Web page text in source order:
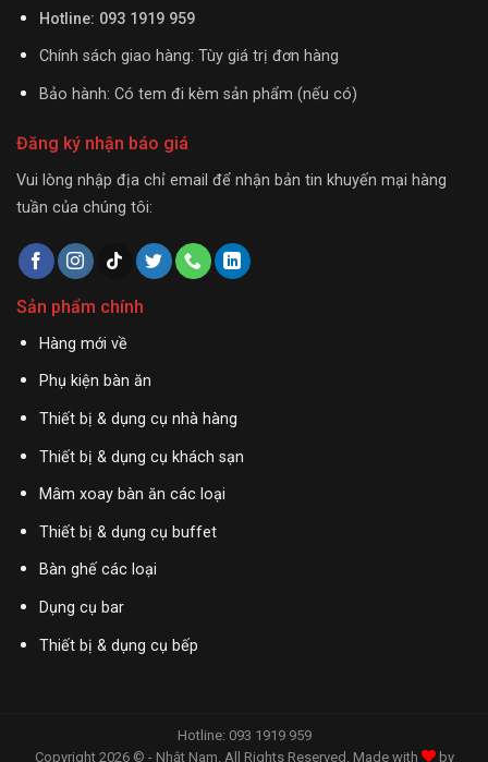
Hotline: 093 1919 959
Chính sách giao hàng: Tùy giá trị đơn hàng
Bảo hành: Có tem đi kèm sản phẩm (nếu có)
Đăng ký nhận báo giá
Vui lòng nhập địa chỉ email để nhận bản tin khuyến mại hàng
tuần của chúng tôi:
Sản phẩm chính
Hàng mới về
Phụ kiện bàn ăn
Thiết bị & dụng cụ nhà hàng
Thiết bị & dụng cụ khách sạn
Mâm xoay bàn ăn các loại
Thiết bị & dụng cụ buffet
Bàn ghế các loại
Dụng cụ bar
Thiết bị & dụng cụ bếp
Hotline: 093 1919 959
Copyright 2026 © - Nhật Nam. All Rights Reserved. Made with
by